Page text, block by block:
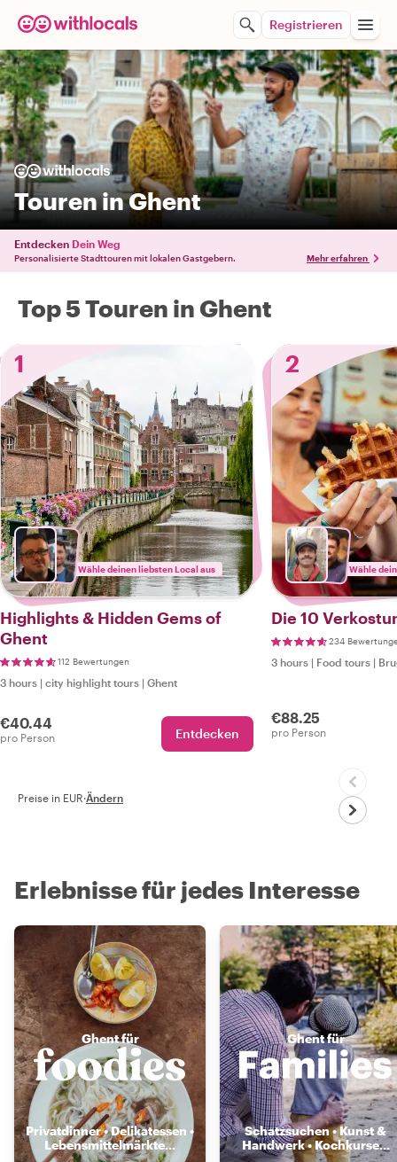
Registrieren
Touren in Ghent
Entdecken Dein Weg
Personalisierte Stadttouren mit lokalen Gastgebern. Mehr erfahren
Top 5 Touren in Ghent
1
Wähle deinen liebsten Local aus
Highlights & Hidden Gems of
Ghent
112 Bewertungen
3 hours | city highlight tours | Ghent
€40.44
pro Person Entdecken
2
Wähle
Die 10
234
3 hours | Food tours |
€88.25
pro Person
Preise in EUR·Ändern
Erlebnisse für jedes Interesse
Ghent für
Privatdinner • Delikatessen •
Lebensmittelmärkte...
Ghent für
Schatzsuchen • Kunst &
Handwerk • Kochkurse...